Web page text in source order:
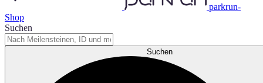
parkrun-
Shop
Suchen
Suchen